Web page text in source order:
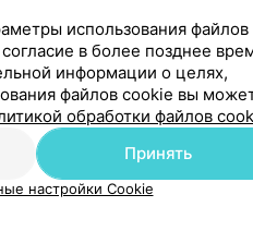
использования файлов
в более позднее
информации о целях,
файлов cookie вы
обработки файлов
Принять
настройки Cookie